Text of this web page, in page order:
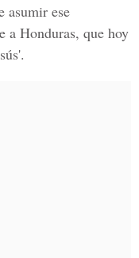
asumir ese
a Honduras, que hoy